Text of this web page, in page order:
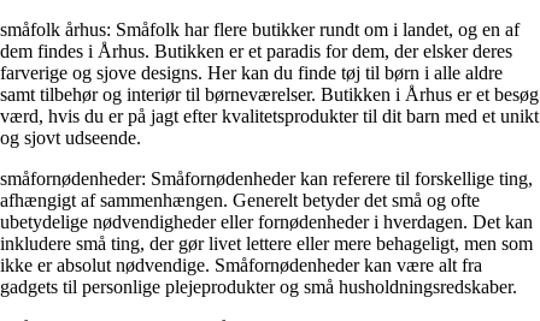
småfolk århus: Småfolk har flere butikker rundt om i landet, og en af
dem findes i Århus. Butikken er et paradis for dem, der elsker deres
farverige og sjove designs. Her kan du finde tøj til børn i alle aldre
samt tilbehør og interiør til børneværelser. Butikken i Århus er et besøg
værd, hvis du er på jagt efter kvalitetsprodukter til dit barn med et unikt
og sjovt udseende.
småfornødenheder: Småfornødenheder kan referere til forskellige ting,
afhængigt af sammenhængen. Generelt betyder det små og ofte
ubetydelige nødvendigheder eller fornødenheder i hverdagen. Det kan
inkludere små ting, der gør livet lettere eller mere behageligt, men som
ikke er absolut nødvendige. Småfornødenheder kan være alt fra
gadgets til personlige plejeprodukter og små husholdningsredskaber.